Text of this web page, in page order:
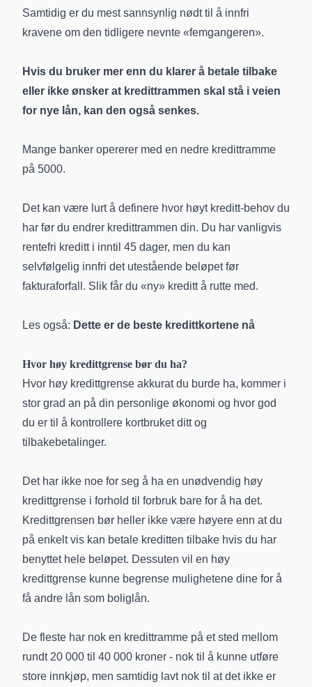
Samtidig er du mest sannsynlig nødt til å innfri
kravene om den tidligere nevnte «femgangeren».
Hvis du bruker mer enn du klarer å betale tilbake
eller ikke ønsker at kredittrammen skal stå i veien
for nye lån, kan den også senkes.
Mange banker opererer med en nedre kredittramme
på 5000.
Det kan være lurt å definere hvor høyt kreditt-behov du
har før du endrer kredittrammen din. Du har vanligvis
rentefri kreditt i inntil 45 dager, men du kan
selvfølgelig innfri det utestående beløpet før
fakturaforfall. Slik får du «ny» kreditt å rutte med.
Les også: Dette er de beste kredittkortene nå
Hvor høy kredittgrense bør du ha?
Hvor høy kredittgrense akkurat du burde ha, kommer i
stor grad an på din personlige økonomi og hvor god
du er til å kontrollere kortbruket ditt og
tilbakebetalinger.
Det har ikke noe for seg å ha en unødvendig høy
kredittgrense i forhold til forbruk bare for å ha det.
Kredittgrensen bør heller ikke være høyere enn at du
på enkelt vis kan betale kreditten tilbake hvis du har
benyttet hele beløpet. Dessuten vil en høy
kredittgrense kunne begrense mulighetene dine for å
få andre lån som boliglån.
De fleste har nok en kredittramme på et sted mellom
rundt 20 000 til 40 000 kroner - nok til å kunne utføre
store innkjøp, men samtidig lavt nok til at det ikke er